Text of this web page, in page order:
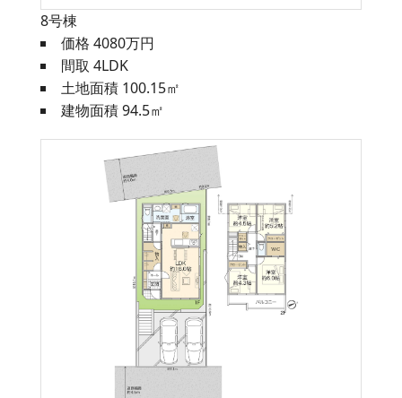
8号棟
価格 4080万円
間取 4LDK
土地面積 100.15㎡
建物面積 94.5㎡